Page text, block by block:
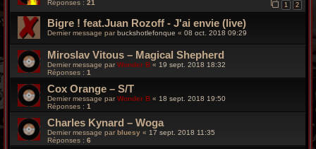
Réponses : 21 1 2
Bigre ! feat.Juan Rozoff - J'ai envie (live)
Dernier message parbuckshotlefonque « 08 oct. 2018 09:29
Miroslav Vitous – Magical Shepherd
Dernier message par Wonder B « 19 sept. 2018 18:32
Réponses : 1
Cox Orange – S/T
Dernier message parWonder B « 18 sept. 2018 19:50
Réponses : 1
Charles Kynard – Woga
Dernier message par bluesy « 17 sept. 2018 11:35
Réponses : 6